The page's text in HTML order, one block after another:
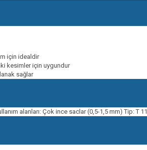
için idealdir
kesimler için uygundur
sağlar
alanları: Çok ince saclar (0,5-1,5 mm) Tip: T